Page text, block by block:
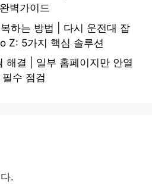
벽가이드
하는 방법 | 다시 운전대 잡
Z: 5가지 핵심 솔루션
해결 | 일부 홈페이지만 안열
수 점검
.